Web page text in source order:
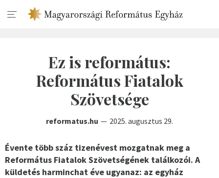
Ez is református:
Református Fiatalok
Szövetsége
reformatus.hu 2025. augusztus 29.
Évente több száz tizenévest mozgatnak meg a
Református Fiatalok Szövetségének találkozói. A
küldetés harminchat éve ugyanaz: az egyház